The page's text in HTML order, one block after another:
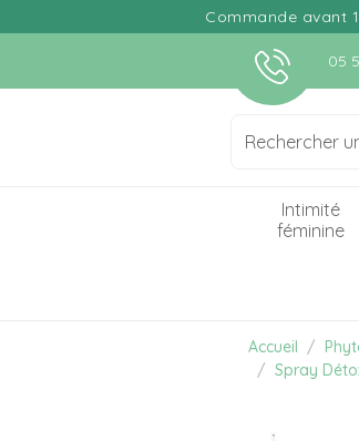
Commande avant
05
Intimité
féminine
Accueil
Spray